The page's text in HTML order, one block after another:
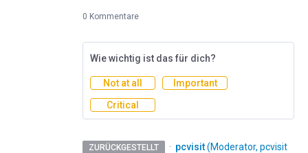
0 Kommentare
Wie wichtig ist das für dich?
Not at all
Important
Critical
ZURÜCKGESTELLT · pcvisit(Moderator, pcvisit